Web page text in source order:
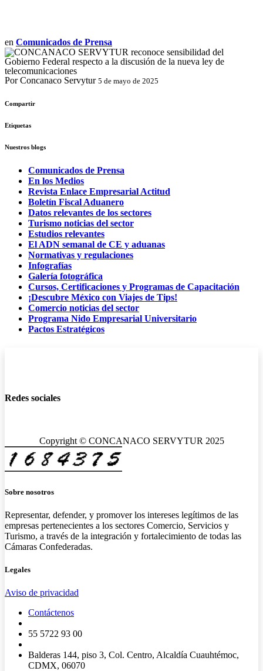
en Comunicados de Prensa
Por Concanaco Servytur 5 de mayo de 2025
Compartir
Etiquetas
Nuestros blogs
Comunicados de Prensa
En los Medios
Revista Enlace Empresarial Actitud
Boletín Fiscal Aduanero
Datos relevantes de los sectores
Turismo noticias del sector
Estudios relevantes
El ADN semanal de CE y aduanas
Normativas y regulaciones
Infografías
Galería fotográfica
Cursos, Certificaciones y Programas de Capacitación
¡Descubre México con Viajes de Tips!
Comercio noticias del sector
Programa Nido Empresarial Universitario
Pactos Estratégicos
Redes sociales
Copyright © CONCANACO SERVYTUR 2025
Sobre nosotros
Representar, defender, y promover los intereses legítimos de las
empresas pertenecientes a los sectores Comercio, Servicios y
Turismo, a través de la integración y fortalecimiento de todas las
Cámaras Confederadas.
Legales
Aviso de privacidad
Contáctenos
55 5722 93 00
Balderas 144, piso 3, Col. Centro, Alcaldía Cuauhtémoc,
CDMX, 06070